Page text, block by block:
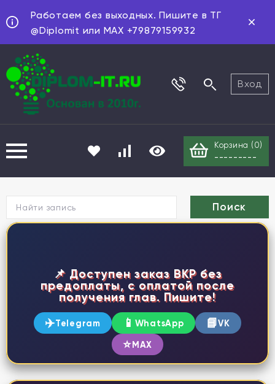
Работаем без выходных. Пишите в ТГ
@Diplomit или MAX +79879159932
Вход
Корзина ( 0)
---------
📌 Доступен заказ ВКР без
предоплаты, с оплатой после
получения глав. Пишите!
✈️Telegram 📱 WhatsApp 📘VK
⭐MAX